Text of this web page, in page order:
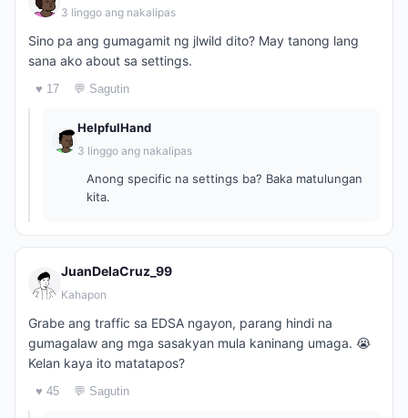
3 linggo ang nakalipas
Sino pa ang gumagamit ng jlwild dito? May tanong lang
sana ako about sa settings.
♥ 17 💬 Sagutin
HelpfulHand
3 linggo ang nakalipas
Anong specific na settings ba? Baka matulungan
kita.
JuanDelaCruz_99
Kahapon
Grabe ang traffic sa EDSA ngayon, parang hindi na
gumagalaw ang mga sasakyan mula kaninang umaga. 😭
Kelan kaya ito matatapos?
♥ 45 💬 Sagutin